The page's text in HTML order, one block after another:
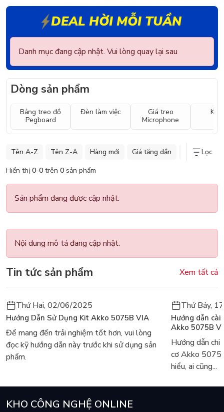
DEAL HỜI MỖI TUẦN
Danh mục đang cập nhật. Vui lòng quay lại sau
Dòng sản phẩm
Bảng treo đồ
Pegboard
Đèn làm việc
Giá treo
Microphone
Kê
Hiển thị 0-0 trên 0 sản phẩm
Tên A-Z Tên Z-A Hàng mới Giá tăng dần Giá giảm dần
Lọc
Sản phẩm đang được cập nhật.
Nội dung mô tả đang cập nhật.
Tin tức sản phẩm Xem tất cả
Thứ Hai, 02/06/2025
Hướng Dẫn Sử Dụng Kit Akko 5075B VIA
Để mang đến trải nghiệm tốt hơn, vui lòng
đọc kỹ hướng dẫn này trước khi sử dụng sản
phẩm.
Thứ Bảy,
Hướng dẫn
Akko 5075B
Hướng dẫn
cơ Akko
hiểu, ai cũng...
KHO CÔNG NGHỆ ONLINE